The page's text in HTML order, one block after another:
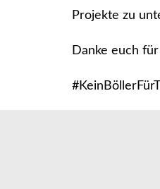
Projekte zu
Danke euch